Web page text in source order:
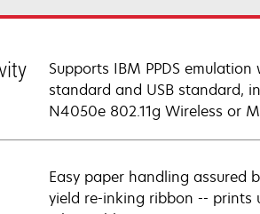
Supports IBM PPDS
standard and USB standard,
N4050e 802.11g Wireless or
Easy paper handling assured
yield re-inking ribbon -- prints